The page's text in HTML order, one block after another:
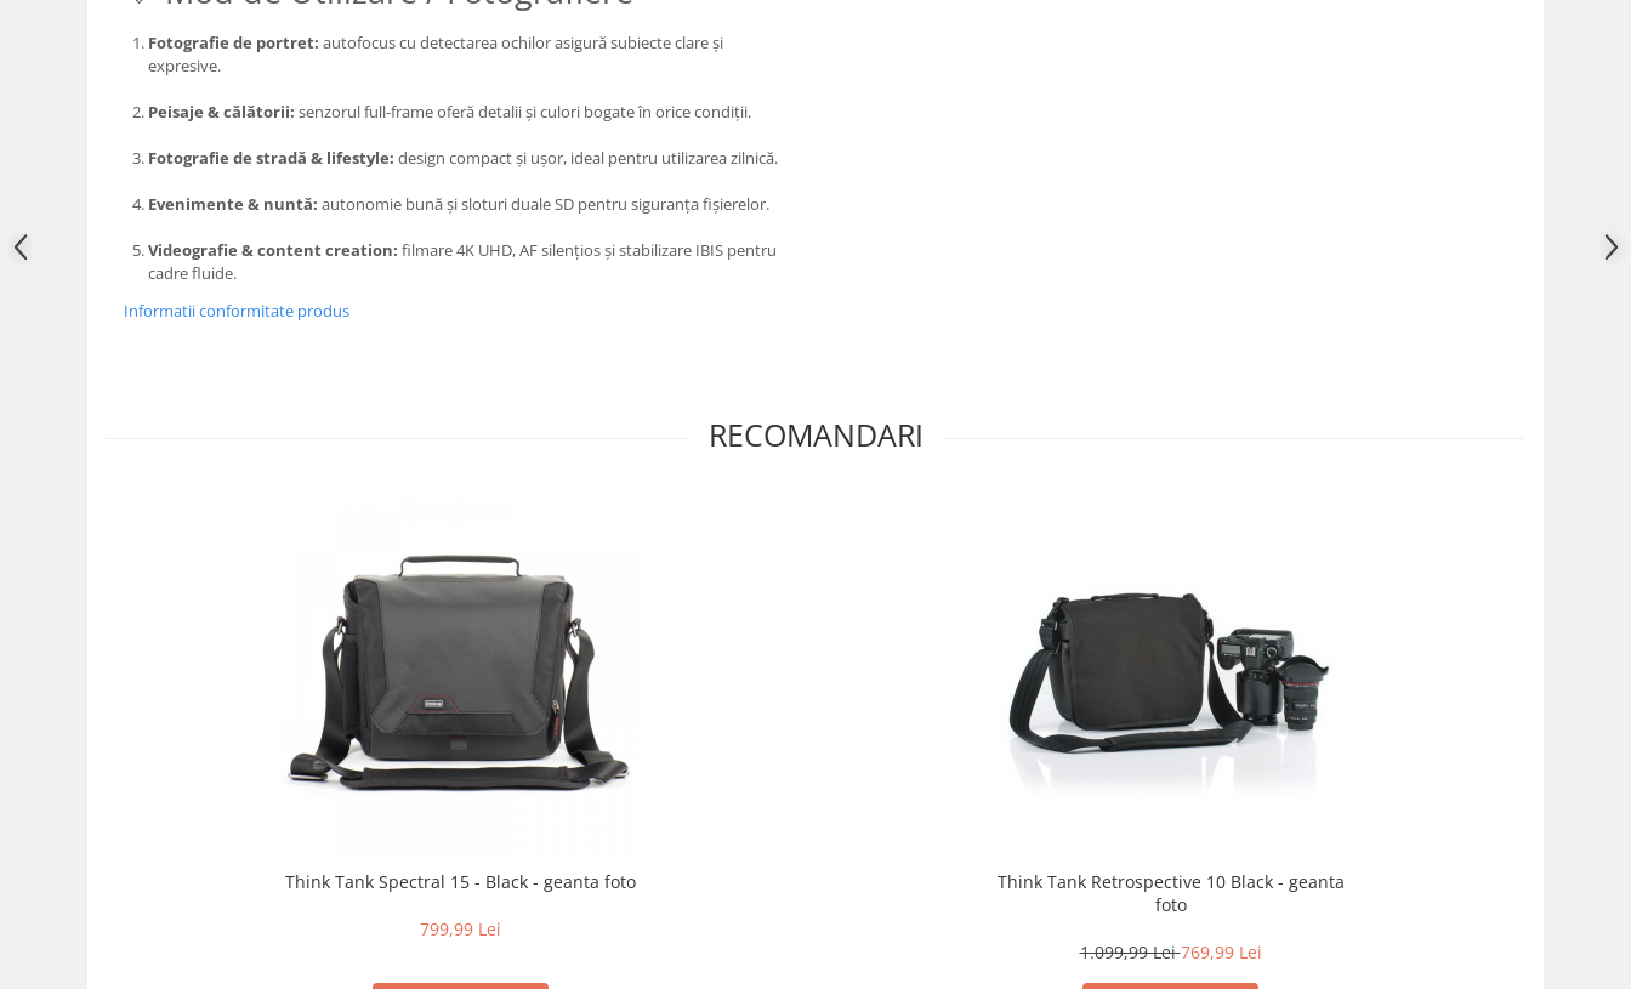
Adaptoare pentru convertoare sau
Carcase de tip Cage, pentru
integrare in sisteme video
Curatare Senzor
Microfoane / Reportofoane
Fotografie de portret: autofocus cu detectarea ochilor asigură subiecte clare și
expresive.
Peisaje & călătorii: senzorul full-frame oferă detalii și culori bogate în orice condiții.
Fotografie de stradă & lifestyle: design compact și ușor, ideal pentru utilizarea zilnică.
Evenimente & nuntă: autonomie bună și sloturi duale SD pentru siguranța fișierelor.
Videografie & content creation: filmare 4K UHD, AF silențios și stabilizare IBIS pentru
cadre fluide.
Informatii conformitate produs
RECOMANDARI
Think Tank Spectral 15 - Black - geanta foto
799,99 Lei
Think Tank Retrospective 10 Black - geanta
foto
1.099,99 Lei769,99 Lei